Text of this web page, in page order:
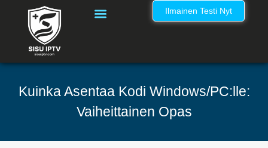
Ilmainen Testi Nyt
Kuinka Asentaa Kodi Windows/PC:lle:
Vaiheittainen Opas